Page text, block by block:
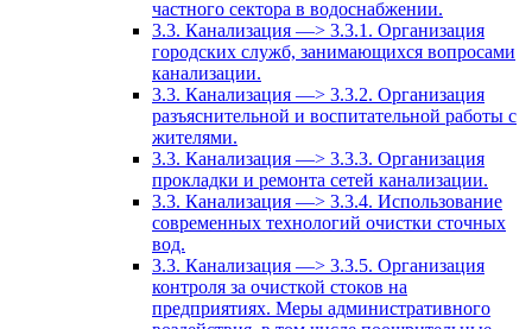
частного сектора в водоснабжении.
3.3. Канализация —> 3.3.1. Организация
городских служб, занимающихся вопросами
канализации.
3.3. Канализация —> 3.3.2. Организация
разъяснительной и воспитательной работы с
жителями.
3.3. Канализация —> 3.3.3. Организация
прокладки и ремонта сетей канализации.
3.3. Канализация —> 3.3.4. Использование
современных технологий очистки сточных
вод.
3.3. Канализация —> 3.3.5. Организация
контроля за очисткой стоков на
предприятиях. Меры административного